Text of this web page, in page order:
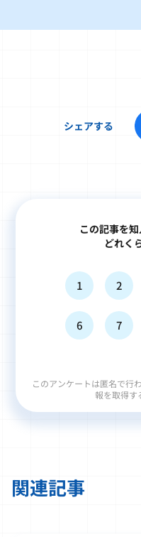
シェアする
この記事を知
どれく
1 2
6 7
このアンケートは匿名で行
報を取得す
関連記事